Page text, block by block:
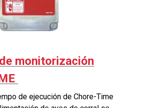
monitorización
de ejecución de Chore-Time